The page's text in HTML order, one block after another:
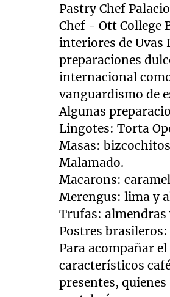
Pastry Chef
Chef - Ott College
interiores de Uvas
preparaciones
internacional
vanguardismo de
Algunas
Lingotes: Torta
Masas:
Malamado.
Macarons:
Merengus: lima y
Trufas: almendras
Postres
Para acompañar
característicos
presentes,